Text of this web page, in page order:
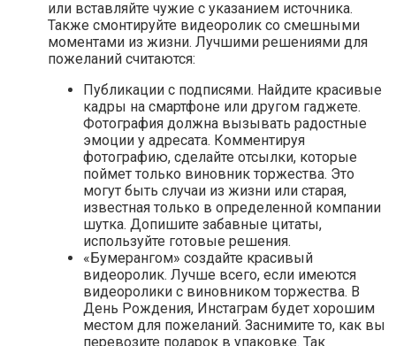
или вставляйте чужие с указанием источника.
Также смонтируйте видеоролик со смешными
моментами из жизни. Лучшими решениями для
пожеланий считаются:
Публикации с подписями. Найдите красивые
кадры на смартфоне или другом гаджете.
Фотография должна вызывать радостные
эмоции у адресата. Комментируя
фотографию, сделайте отсылки, которые
поймет только виновник торжества. Это
могут быть случаи из жизни или старая,
известная только в определенной компании
шутка. Допишите забавные цитаты,
используйте готовые решения.
«Бумерангом» создайте красивый
видеоролик. Лучше всего, если имеются
видеоролики с виновником торжества. В
День Рождения, Инстаграм будет хорошим
местом для пожеланий. Заснимите то, как вы
перевозите подарок в упаковке. Так